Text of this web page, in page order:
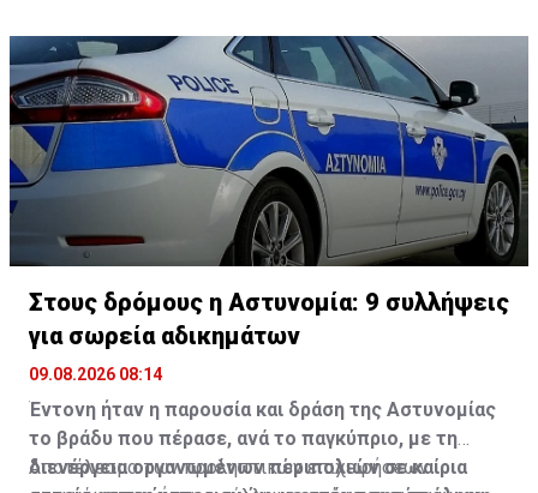
Στους δρόμους η Αστυνομία: 9 συλλήψεις
για σωρεία αδικημάτων
09.08.2026 08:14
Έντονη ήταν η παρουσία και δράση της Αστυνομίας
το βράδυ που πέρασε, ανά το παγκύπριο, με τη
διενέργεια οργανωμένων περιπολιών σε καίρια
Αποτέλεσμα των προληπτικών επιχειρήσεων